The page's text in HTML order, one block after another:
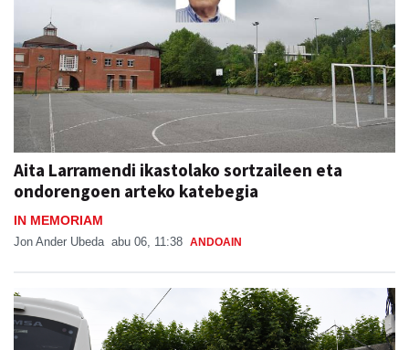
Aita Larramendi ikastolako sortzaileen eta
ondorengoen arteko katebegia
IN MEMORIAM
Jon Ander Ubeda abu 06, 11:38 ANDOAIN